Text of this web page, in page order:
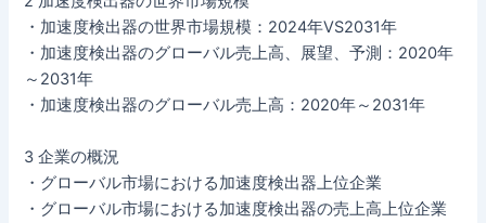
・加速度検出器の世界市場規模：2024年VS2031年
・加速度検出器のグローバル売上高、展望、予測：2020年
～2031年
・加速度検出器のグローバル売上高：2020年～2031年
3 企業の概況
・グローバル市場における加速度検出器上位企業
・グローバル市場における加速度検出器の売上高上位企業